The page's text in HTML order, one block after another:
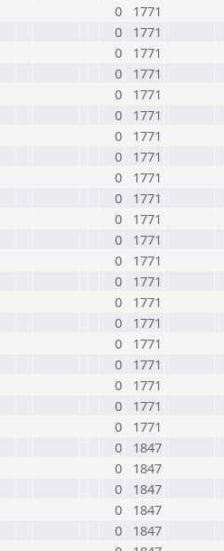
0
1771
0
1771
0
1771
0
1771
0
1771
0
1771
0
1771
0
1771
0
1771
0
1771
0
1771
0
1771
0
1771
0
1771
0
1771
0
1771
0
1771
0
1771
0
1771
0
1771
0
1771
0
1847
0
1847
0
1847
0
1847
0
1847